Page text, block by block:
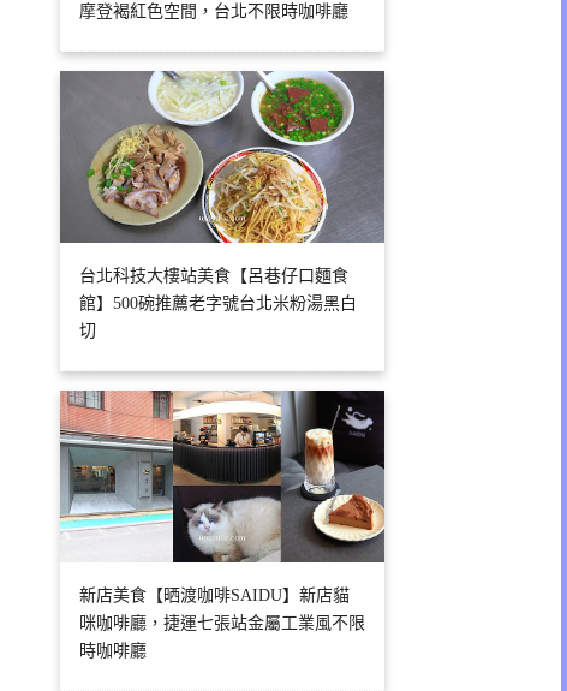
摩登褐紅色空間，台北不限時咖啡廳
台北科技大樓站美食【呂巷仔口麵食
館】500碗推薦老字號台北米粉湯黑白
切
新店美食【晒渡咖啡SAIDU】新店貓
咪咖啡廳，捷運七張站金屬工業風不限
時咖啡廳